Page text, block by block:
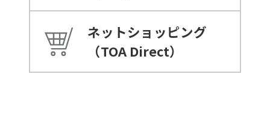
ネットショッピング
（TOA Direct）